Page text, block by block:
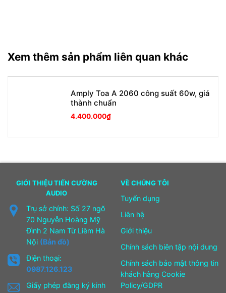
Xem thêm sản phẩm liên quan khác
Amply Toa A 2060 công suất 60w, giá
thành chuẩn
4.400.000₫
GIỚI THIỆU TIẾN CƯỜNG
AUDIO
Trụ sở chính: Số 27 ngõ
70 Nguyễn Hoàng Mỹ
Đình 2 Nam Từ Liêm Hà
Nội (Bản đồ)
Điện thoại:
0987.126.123
Giấy phép đăng ký kinh
VỀ CHÚNG TÔI
Tuyển dụng
Liên hệ
Giới thiệu
Chính sách biên tập nội dung
Chính sách bảo mật thông tin
khách hàng Cookie
Policy/GDPR